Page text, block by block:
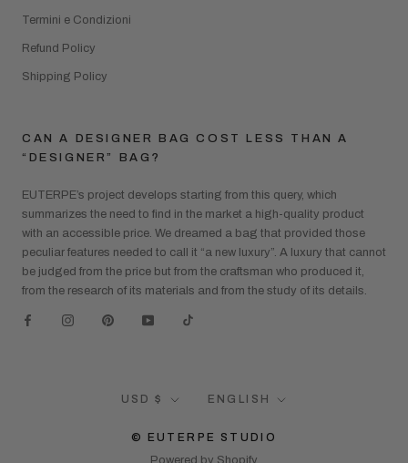
Termini e Condizioni
Refund Policy
Shipping Policy
CAN A DESIGNER BAG COST LESS THAN A
“DESIGNER” BAG?
EUTERPE’s project develops starting from this query, which
summarizes the need to find in the market a high-quality product
with an accessible price. We dreamed a bag that provided those
peculiar features needed to call it “a new luxury”. A luxury that cannot
be judged from the price but from the craftsman who produced it,
from the research of its materials and from the study of its details.
Currency
USD $ Language
ENGLISH
© EUTERPE STUDIO
Powered by Shopify